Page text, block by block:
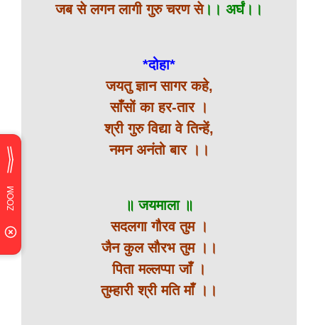
जब से लगन लागी गुरु चरण से।। अर्घं।।
*दोहा*
जयतु ज्ञान सागर कहे,
साँसों का हर-तार ।
श्री गुरु विद्या वे तिन्हें,
नमन अनंतो बार ।।
॥ जयमाला ॥
सदलगा गौरव तुम ।
जैन कुल सौरभ तुम ।।
पिता मल्लप्पा जाँ ।
तुम्हारी श्री मति माँ ।।